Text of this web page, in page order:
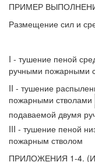
ПРИМЕР
Размещение сил и
I - тушение пеной
ручными пожарными
II - тушение
пожарными стволами
подаваемой двумя
III - тушение пеной
пожарным стволом
ПРИЛОЖЕНИЯ 1-4.